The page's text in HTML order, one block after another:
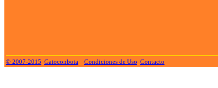
© 2007-2015 Gatoconbota Condiciones de Uso Contacto